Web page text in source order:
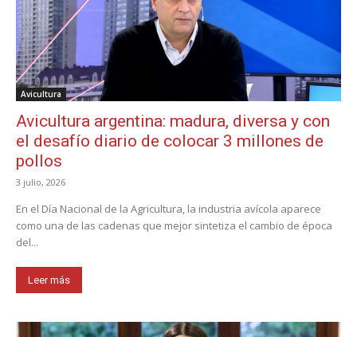
Avicultura
Avicultura argentina: madura, diversa y con
el desafío diario de colocar 3 millones de
pollos
3 julio, 2026
En el Día Nacional de la Agricultura, la industria avícola aparece
como una de las cadenas que mejor sintetiza el cambio de época
del...
Leer más